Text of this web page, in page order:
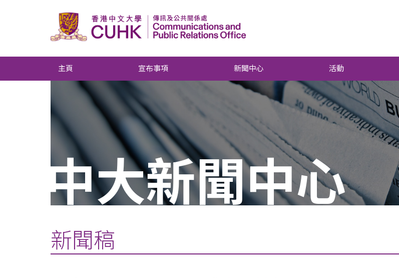
主頁 宣布事項 新聞中心 活動
中大新聞中心
新聞稿